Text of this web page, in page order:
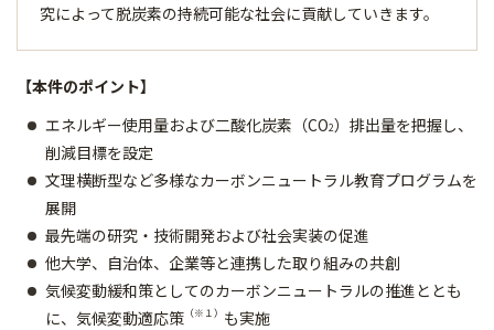
究によって脱炭素の持続可能な社会に貢献していきます。
【本件のポイント】
エネルギー使用量および二酸化炭素（CO2）排出量を把握し、
削減目標を設定
文理横断型など多様なカーボンニュートラル教育プログラムを
展開
最先端の研究・技術開発および社会実装の促進
他大学、自治体、企業等と連携した取り組みの共創
気候変動緩和策としてのカーボンニュートラルの推進ととも
に、気候変動適応策 （※１） も実施